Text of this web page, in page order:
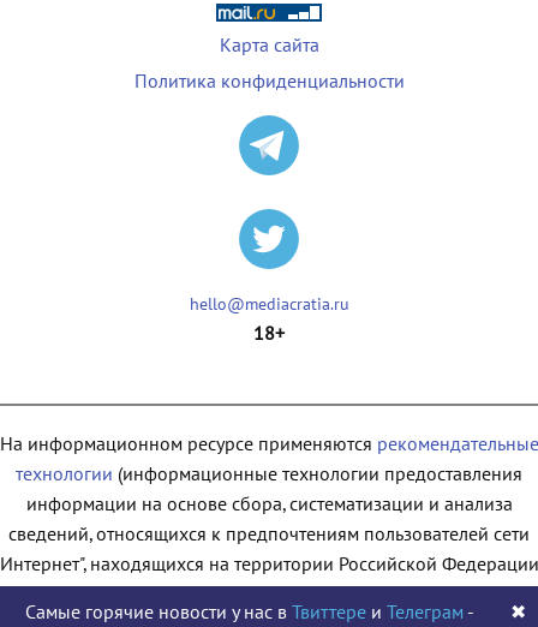
Карта сайта
Политика конфиденциальности
hello@mediacratia.ru
18+
На информационном ресурсе применяются рекомендательные
технологии (информационные технологии предоставления
информации на основе сбора, систематизации и анализа
сведений, относящихся к предпочтениям пользователей сети
находящихся на территории Российской
Самые горячие новости у нас в Твиттереи Телеграм - ✖